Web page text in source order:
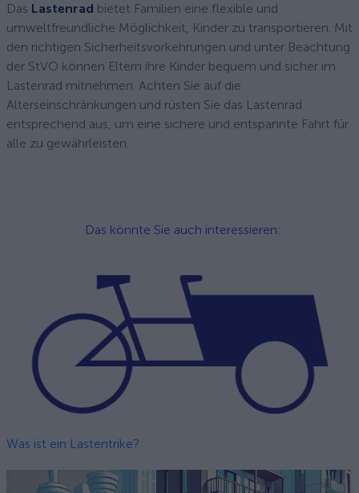
Das Lastenrad bietet Familien eine flexible und
umweltfreundliche Möglichkeit, Kinder zu transportieren. Mit
den richtigen Sicherheitsvorkehrungen und unter Beachtung
der StVO können Eltern ihre Kinder bequem und sicher im
Lastenrad mitnehmen. Achten Sie auf die
Alterseinschränkungen und rüsten Sie das Lastenrad
entsprechend aus, um eine sichere und entspannte Fahrt für
alle zu gewährleisten.
Das könnte Sie auch interessieren:
Was ist ein Lastentrike?